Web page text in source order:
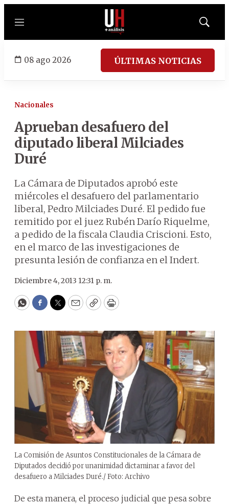
Menú
Mostrar
08 ago 2026 ÚLTIMAS NOTICIAS
Nacionales
Aprueban desafuero del
diputado liberal Milciades
Duré
La Cámara de Diputados aprobó este
miércoles el desafuero del parlamentario
liberal, Pedro Milciades Duré. El pedido fue
remitido por el juez Rubén Darío Riquelme,
a pedido de la fiscala Claudia Criscioni. Esto,
en el marco de las investigaciones de
presunta lesión de confianza en el Indert.
Diciembre 4, 2013 12:31 p. m.
WhatsApp
Facebook
Twitter
EmailCopyPrint
La Comisión de Asuntos Constitucionales de la Cámara de
Diputados decidió por unanimidad dictaminar a favor del
desafuero a Milciades Duré./ Foto: Archivo
De esta manera, el proceso judicial que pesa sobre